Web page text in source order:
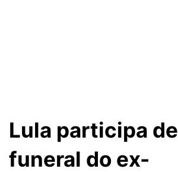
Lula participa de
funeral do ex-